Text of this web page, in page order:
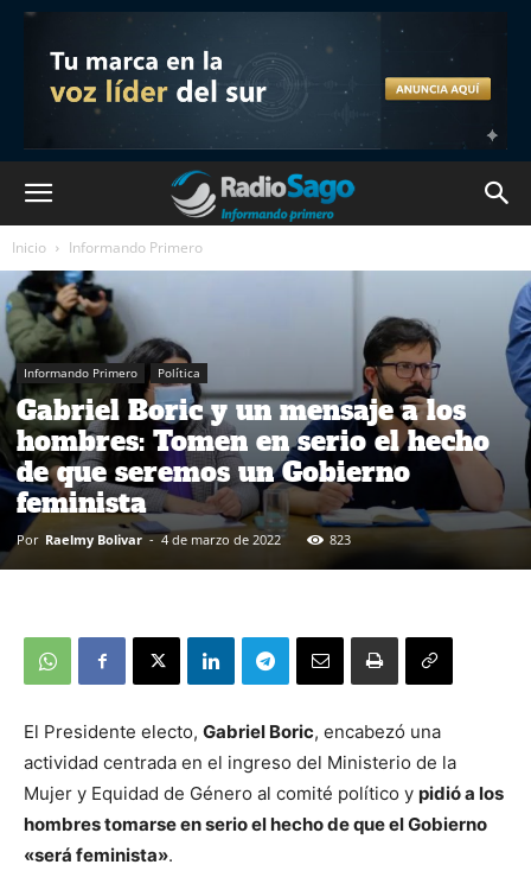
Inicio Informando Primero
Informando Primero Política
Gabriel Boric y un mensaje a los
hombres: Tomen en serio el hecho
de que seremos un Gobierno
feminista
Por Raelmy Bolivar - 4 de marzo de 2022 823
El Presidente electo, Gabriel Boric, encabezó una
actividad centrada en el ingreso del Ministerio de la
Mujer y Equidad de Género al comité político y pidió a los
hombres tomarse en serio el hecho de que el Gobierno
«será feminista».